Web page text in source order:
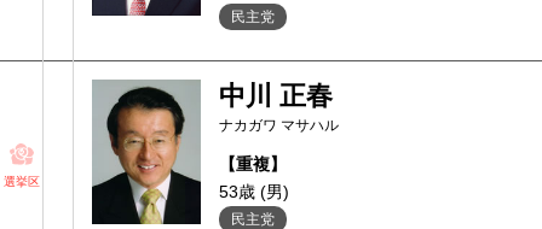
民主党
選挙区
中川 正春
ナカガワ マサハル
【重複】
53歳 (男)
民主党